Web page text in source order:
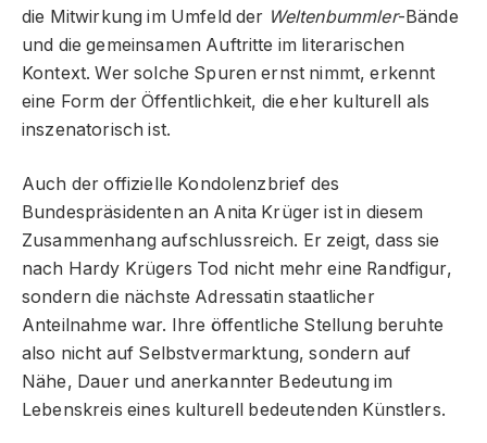
die Mitwirkung im Umfeld der Weltenbummler-Bände
und die gemeinsamen Auftritte im literarischen
Kontext. Wer solche Spuren ernst nimmt, erkennt
eine Form der Öffentlichkeit, die eher kulturell als
inszenatorisch ist.
Auch der offizielle Kondolenzbrief des
Bundespräsidenten an Anita Krüger ist in diesem
Zusammenhang aufschlussreich. Er zeigt, dass sie
nach Hardy Krügers Tod nicht mehr eine Randfigur,
sondern die nächste Adressatin staatlicher
Anteilnahme war. Ihre öffentliche Stellung beruhte
also nicht auf Selbstvermarktung, sondern auf
Nähe, Dauer und anerkannter Bedeutung im
Lebenskreis eines kulturell bedeutenden Künstlers.